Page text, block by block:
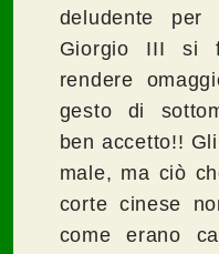
deludente
Giorgio III si
rendere
gesto di
ben accetto!!
male, ma ciò
corte cinese
come erano